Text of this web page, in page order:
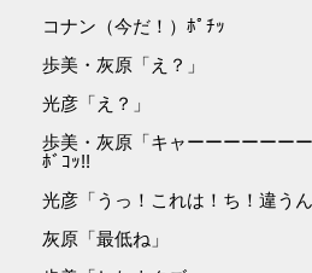
コナン（今だ！）ﾎﾟﾁｯ
歩美・灰原「え？」
光彦「え？」
歩美・灰原「キャーーーーーー
ﾎﾞｺｯ!!
光彦「うっ！これは！ち！違う
灰原「最低ね」